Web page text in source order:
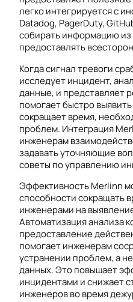
легко интегрируется с
Datadog, PagerDuty,
собирать информацию из
предоставлять
Когда сигнал тревоги
исследует инцидент,
данные, и представляет
помогает быстро
сокращает время,
проблем. Интеграция
инженерам
задавать уточняющие
советы по управлению
Эффективность Merlinn
способности сокращать
инженерами на
Автоматизация анализа
предоставление
помогает инженерам
устранении проблем, а
данных. Это повышает
инцидентами и снижает
инженеров во время